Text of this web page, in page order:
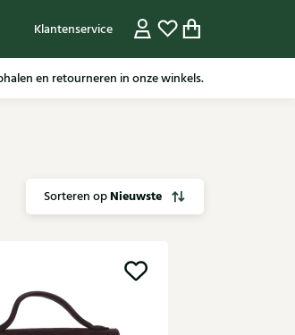
Klantenservice
dezelfde werkdag nog verzonden.
Sorteren opNieuwste